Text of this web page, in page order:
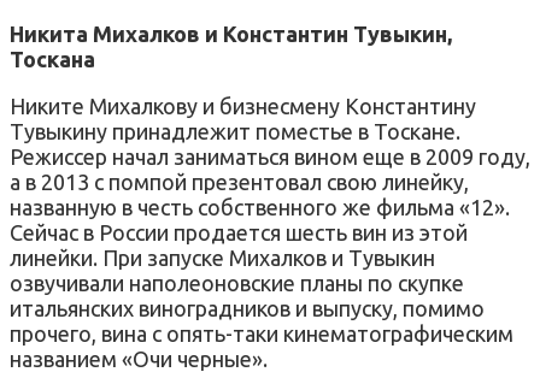
Никита Михалков и Константин Тувыкин,
Тоскана
Никите Михалкову и бизнесмену Константину
Тувыкину принадлежит поместье в Тоскане.
Режиссер начал заниматься вином еще в 2009 году,
а в 2013 с помпой презентовал свою линейку,
названную в честь собственного же фильма «12».
Сейчас в России продается шесть вин из этой
линейки. При запуске Михалков и Тувыкин
озвучивали наполеоновские планы по скупке
итальянских виноградников и выпуску, помимо
прочего, вина с опять-таки кинематографическим
названием «Очи черные».